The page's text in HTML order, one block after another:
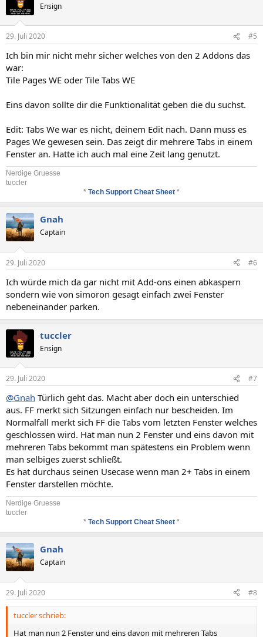
i
e
:
Ensign
29. Juli 2020 #5
Ich bin mir nicht mehr sicher welches von den 2 Addons das
war:
Tile Pages WE oder Tile Tabs WE
Eins davon sollte dir die Funktionalität geben die du suchst.
Edit: Tabs We war es nicht, deinem Edit nach. Dann muss es
Pages We gewesen sein. Das zeigt dir mehrere Tabs in einem
Fenster an. Hatte ich auch mal eine Zeit lang genutzt.
Nerdige Gruesse
tuccler
* Tech Support Cheat Sheet *
Gnah
Captain
29. Juli 2020 #6
Ich würde mich da gar nicht mit Add-ons einen abkaspern
sondern wie von simoron gesagt einfach zwei Fenster
nebeneinander parken.
tuccler
Ensign
29. Juli 2020 #7
@Gnah Türlich geht das. Macht aber doch ein unterschied
aus. FF merkt sich Sitzungen einfach nur bescheiden. Im
Normalfall merkt sich FF die Tabs vom letzten Fenster welches
geschlossen wird. Hat man nun 2 Fenster und eins davon mit
mehreren Tabs bekommt man spätestens ein Problem wenn
man selbiges zuerst schließt.
Es hat durchaus seinen Usecase wenn man 2+ Tabs in einem
Fenster darstellen möchte.
Nerdige Gruesse
tuccler
* Tech Support Cheat Sheet *
Gnah
Captain
29. Juli 2020 #8
tuccler schrieb:
Hat man nun 2 Fenster und eins davon mit mehreren Tabs